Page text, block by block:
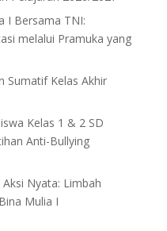
I Bersama TNI:
melalui Pramuka yang
Sumatif Kelas Akhir
Kelas 1 & 2 SD
Anti-Bullying
Nyata: Limbah
Mulia I